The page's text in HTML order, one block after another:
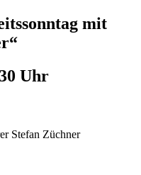
mit
Uhr
Stefan Züchner